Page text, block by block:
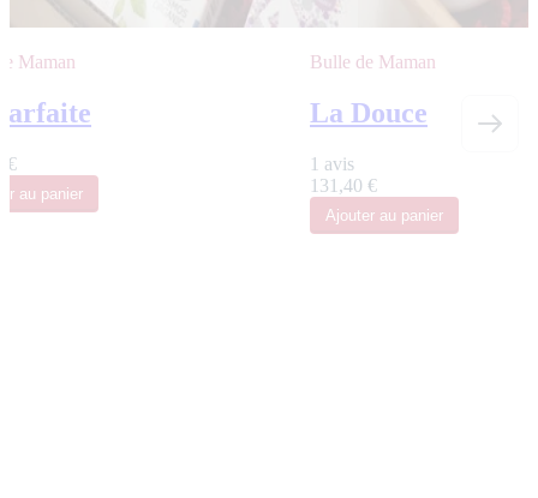
Maman
€
au panier
Bulle de Maman
La Douce
1 avis
131,40 €
Ajouter au panier